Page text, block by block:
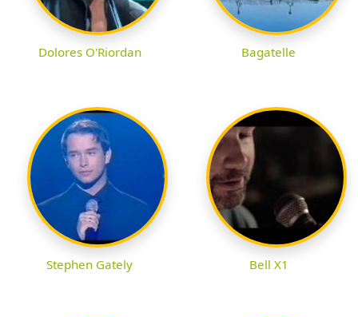
Dolores O'Riordan Bagatelle
Stephen Gately Bell X1